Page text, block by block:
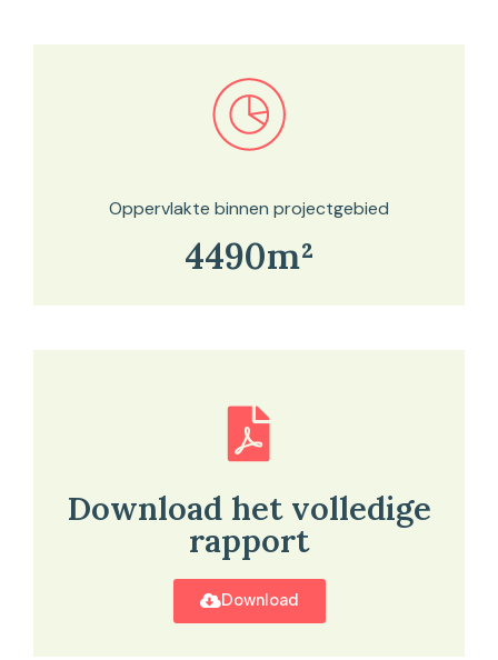
Bekijk in onze kaartviewer
Oppervlakte binnen projectgebied
4490m²
Download het volledige
rapport
Download